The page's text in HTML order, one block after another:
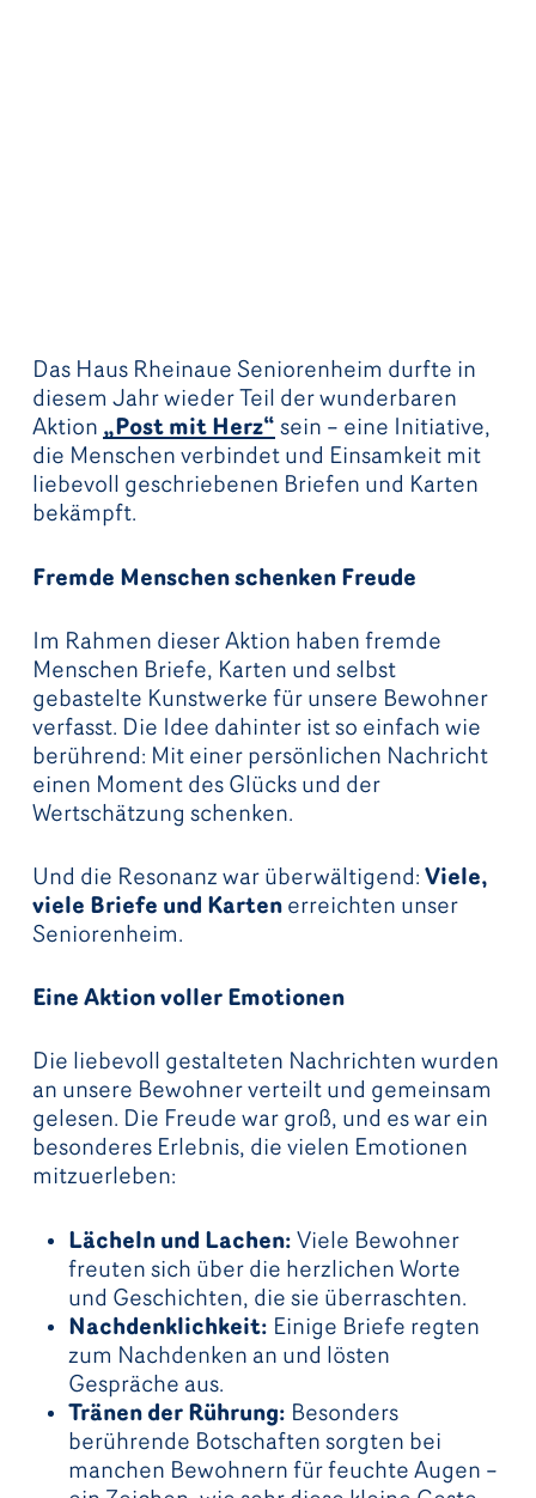
Das Haus Rheinaue Seniorenheim durfte in
diesem Jahr wieder Teil der wunderbaren
Aktion „Post mit Herz“ sein – eine Initiative,
die Menschen verbindet und Einsamkeit mit
liebevoll geschriebenen Briefen und Karten
bekämpft.
Fremde Menschen schenken Freude
Im Rahmen dieser Aktion haben fremde
Menschen Briefe, Karten und selbst
gebastelte Kunstwerke für unsere Bewohner
verfasst. Die Idee dahinter ist so einfach wie
berührend: Mit einer persönlichen Nachricht
einen Moment des Glücks und der
Wertschätzung schenken.
Und die Resonanz war überwältigend: Viele,
viele Briefe und Kartenerreichten unser
Seniorenheim.
Eine Aktion voller Emotionen
Die liebevoll gestalteten Nachrichten wurden
an unsere Bewohner verteilt und gemeinsam
gelesen. Die Freude war groß, und es war ein
besonderes Erlebnis, die vielen Emotionen
mitzuerleben:
Lächeln und Lachen: Viele Bewohner
freuten sich über die herzlichen Worte
und Geschichten, die sie überraschten.
Nachdenklichkeit: Einige Briefe regten
zum Nachdenken an und lösten
Gespräche aus.
Tränen der Rührung: Besonders
berührende Botschaften sorgten bei
manchen Bewohnern für feuchte Augen –